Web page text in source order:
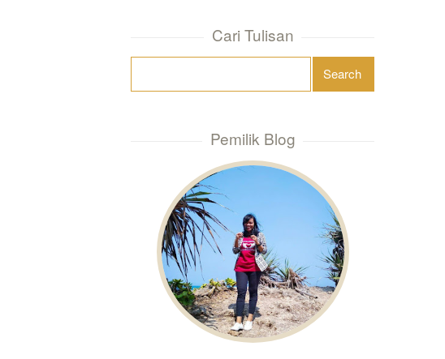
Cari Tulisan
Pemilik Blog